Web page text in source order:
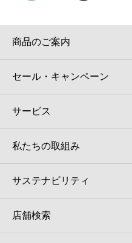
商品のご案内
セール・キャンペーン
サービス
私たちの取組み
サステナビリティ
店舗検索